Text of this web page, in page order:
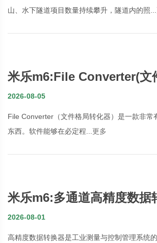
器厂家优选指南！
山、水下隧道项目数量持续攀升，隧道内的照...
米乐m6:File Converter(文
器) V123 官方版
2026-08-05
File Converter（文件格局转化器）是一款非常
东西。软件能够在必定程... 更多
米乐m6:多通道高精度数据
与误差补偿技术
2026-08-01
高精度数据转换器是工业测量与控制管理系统